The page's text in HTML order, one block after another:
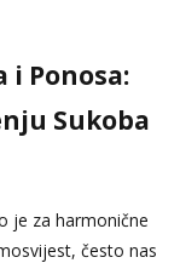
i Ponosa:
Sukoba
je za harmonične
često nas